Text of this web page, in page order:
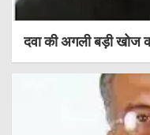
दवा की अगली बड़ी खोज